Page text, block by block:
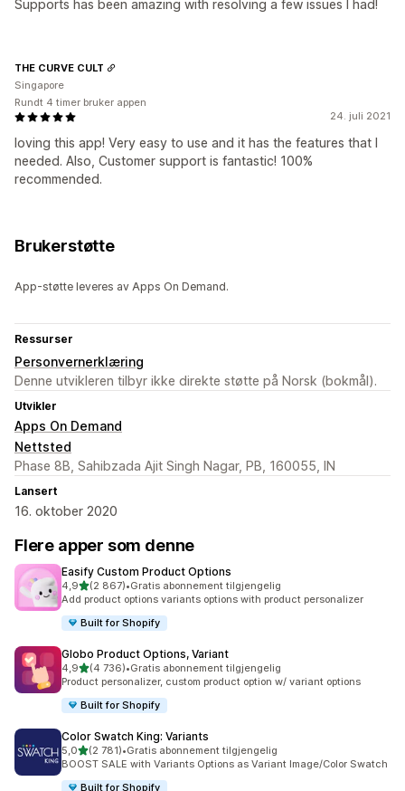
Supports has been amazing with resolving a few issues I had!
24. juli 2021
loving this app! Very easy to use and it has the features that I
needed. Also, Customer support is fantastic! 100%
recommended.
THE CURVE CULT
Singapore
Rundt 4 timer bruker appen
Brukerstøtte
App-støtte leveres av Apps On Demand.
Ressurser
Personvernerklæring
Denne utvikleren tilbyr ikke direkte støtte på Norsk (bokmål).
Utvikler
Apps On Demand
Nettsted
Phase 8B, Sahibzada Ajit Singh Nagar, PB, 160055, IN
Lansert
16. oktober 2020
Flere apper som denne
Easify Custom Product Options
4,9av 5 stjerner
(2 867)
Totalt 2867 omtaler
•Gratis abonnement tilgjengelig
Add product options variants options with product personalizer
Built for Shopify
Globo Product Options, Variant
4,9av 5 stjerner
(4 736)
Totalt 4736 omtaler
•Gratis abonnement tilgjengelig
Product personalizer, custom product option w/ variant options
Built for Shopify
Color Swatch King: Variants
5,0av 5 stjerner
(2 781)
Totalt 2781 omtaler
•Gratis abonnement tilgjengelig
BOOST SALE with Variants Options as Variant Image/Color Swatch
Built for Shopify